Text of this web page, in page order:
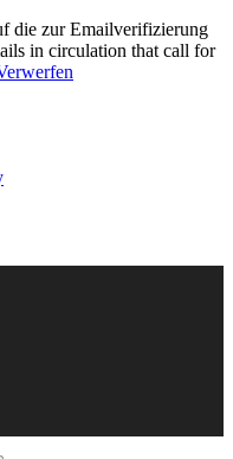
die zur Emailverifizierung
in circulation that call for